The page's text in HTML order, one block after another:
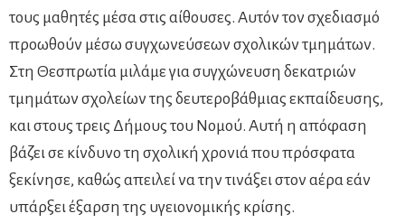
τους μαθητές μέσα στις αίθουσες. Αυτόν τον σχεδιασμό
προωθούν μέσω συγχωνεύσεων σχολικών τμημάτων.
Στη Θεσπρωτία μιλάμε για συγχώνευση δεκατριών
τμημάτων σχολείων της δευτεροβάθμιας εκπαίδευσης,
και στους τρεις Δήμους του Νομού. Αυτή η απόφαση
βάζει σε κίνδυνο τη σχολική χρονιά που πρόσφατα
ξεκίνησε, καθώς απειλεί να την τινάξει στον αέρα εάν
υπάρξει έξαρση της υγειονομικής κρίσης.